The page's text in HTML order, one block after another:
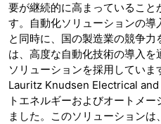
要が継続的に高まっていること
す。自動化ソリューションの
と同時に、国の製造業の競争
は、高度な自動化技術の導入
ソリューションを採用していま
Lauritz Knudsen Electrical
トエネルギーおよびオートメ
ました。このソリューション